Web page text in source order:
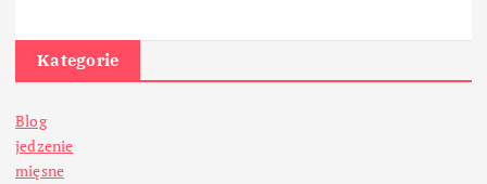
Kategorie
Blog
jedzenie
mięsne